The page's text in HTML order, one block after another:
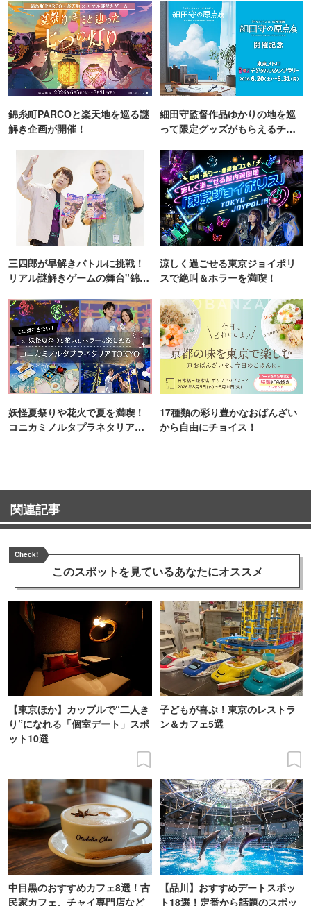
錦糸町PARCOと楽天地を巡る謎
解き企画が開催！
細田守監督作品ゆかりの地を巡
って限定グッズがもらえるチャ
三四郎が早解きバトルに挑戦！
リアル謎解きゲームの舞台"錦糸
涼しく過ごせる東京ジョイポリ
スで絶叫＆ホラーを満喫！
妖怪夏祭りや花火で夏を満喫！
コニカミノルタプラネタリア
17種類の彩り豊かなおばんざい
から自由にチョイス！
関連記事
Check!
このスポットを見ているあなたにオススメ
【東京ほか】カップルで“二人き
り”になれる「個室デート」スポ
ット10選
子どもが喜ぶ！東京のレストラ
ン＆カフェ5選
中目黒のおすすめカフェ8選！古
民家カフェ、チャイ専門店など
【品川】おすすめデートスポッ
ト18選！定番から話題のスポッ